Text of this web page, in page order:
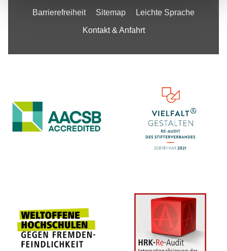
Barrierefreiheit Sitemap Leichte Sprache
Kontakt & Anfahrt